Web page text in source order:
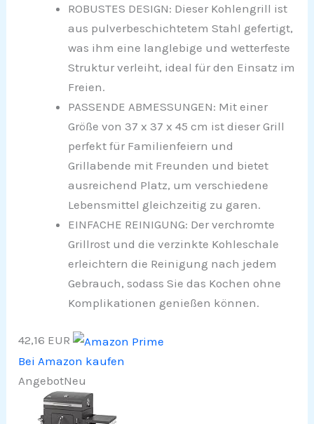
ROBUSTES DESIGN: Dieser Kohlengrill ist
aus pulverbeschichtetem Stahl gefertigt,
was ihm eine langlebige und wetterfeste
Struktur verleiht, ideal für den Einsatz im
Freien.
PASSENDE ABMESSUNGEN: Mit einer
Größe von 37 x 37 x 45 cm ist dieser Grill
perfekt für Familienfeiern und
Grillabende mit Freunden und bietet
ausreichend Platz, um verschiedene
Lebensmittel gleichzeitig zu garen.
EINFACHE REINIGUNG: Der verchromte
Grillrost und die verzinkte Kohleschale
erleichtern die Reinigung nach jedem
Gebrauch, sodass Sie das Kochen ohne
Komplikationen genießen können.
42,16 EUR
Bei Amazon kaufen
AngebotNeu